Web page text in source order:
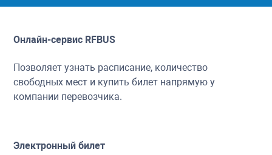
Онлайн-сервис RFBUS
Позволяет узнать расписание, количество
свободных мест и купить билет напрямую у
компании перевозчика.
Электронный билет